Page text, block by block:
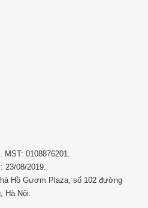
0108876201.
23/08/2019.
Hồ Gươm Plaza, số 102 đường
Hà Nội.